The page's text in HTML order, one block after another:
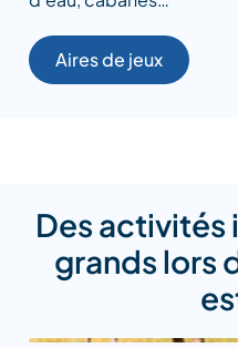
Aires de jeux
Des activités
grands lors